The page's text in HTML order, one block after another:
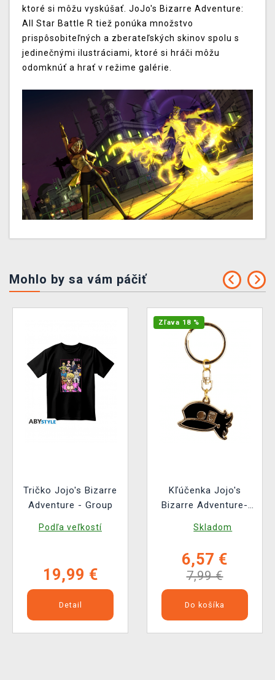
ktoré si môžu vyskúšať. JoJo's Bizarre Adventure:
All Star Battle R tiež ponúka množstvo
prispôsobiteľných a zberateľských skinov spolu s
jedinečnými ilustráciami, ktoré si hráči môžu
odomknúť a hrať v režime galérie.
Mohlo by sa vám páčiť
Tričko Jojo's Bizarre
Adventure - Group
Podľa veľkostí
19,99 €
Detail
Zľava 18 %
Kľúčenka Jojo's
Bizarre Adventure-
Skladom
6,57 €
7,99 €
Do košíka